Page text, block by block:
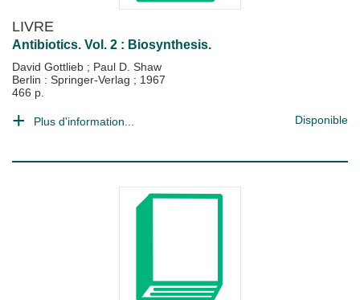
LIVRE
Antibiotics. Vol. 2 : Biosynthesis.
David Gottlieb ; Paul D. Shaw
Berlin : Springer-Verlag ; 1967
466 p.
Plus d'information... Disponible